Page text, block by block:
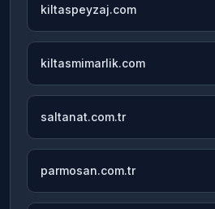
kiltaspeyzaj.com
kiltasmimarlik.com
saltanat.com.tr
parmosan.com.tr